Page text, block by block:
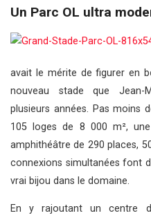
Un Parc OL ultra
avait le mérite de figurer en
nouveau stade que Jean-
plusieurs années. Pas moins
105 loges de 8 000 m²,
amphithéâtre de 290 places,
connexions simultanées font
vrai bijou dans le domaine.
En y rajoutant un centre